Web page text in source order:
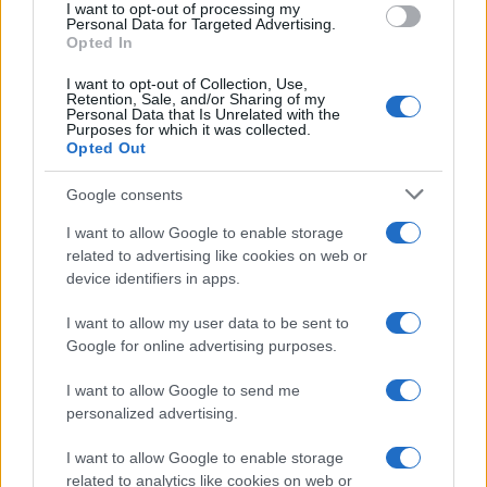
I want to opt-out of processing my
Personal Data for Targeted Advertising.
Opted In
I want to opt-out of Collection, Use,
Retention, Sale, and/or Sharing of my
Personal Data that Is Unrelated with the
Purposes for which it was collected.
Opted Out
Google consents
I want to allow Google to enable storage
related to advertising like cookies on web or
device identifiers in apps.
I want to allow my user data to be sent to
Google for online advertising purposes.
I want to allow Google to send me
personalized advertising.
I want to allow Google to enable storage
related to analytics like cookies on web or